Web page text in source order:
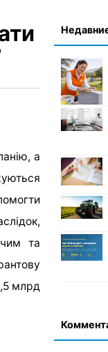
а
та
млрд